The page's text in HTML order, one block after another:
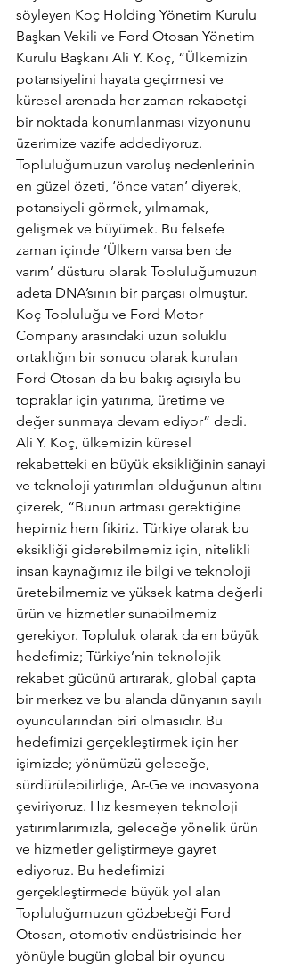
söyleyen Koç Holding Yönetim Kurulu
Başkan Vekili ve Ford Otosan Yönetim
Kurulu Başkanı Ali Y. Koç, “Ülkemizin
potansiyelini hayata geçirmesi ve
küresel arenada her zaman rekabetçi
bir noktada konumlanması vizyonunu
üzerimize vazife addediyoruz.
Topluluğumuzun varoluş nedenlerinin
en güzel özeti, ‘önce vatan’ diyerek,
potansiyeli görmek, yılmamak,
gelişmek ve büyümek. Bu felsefe
zaman içinde ‘Ülkem varsa ben de
varım’ düsturu olarak Topluluğumuzun
adeta DNA’sının bir parçası olmuştur.
Koç Topluluğu ve Ford Motor
Company arasındaki uzun soluklu
ortaklığın bir sonucu olarak kurulan
Ford Otosan da bu bakış açısıyla bu
topraklar için yatırıma, üretime ve
değer sunmaya devam ediyor” dedi.
Ali Y. Koç, ülkemizin küresel
rekabetteki en büyük eksikliğinin sanayi
ve teknoloji yatırımları olduğunun altını
çizerek, “Bunun artması gerektiğine
hepimiz hem fikiriz. Türkiye olarak bu
eksikliği giderebilmemiz için, nitelikli
insan kaynağımız ile bilgi ve teknoloji
üretebilmemiz ve yüksek katma değerli
ürün ve hizmetler sunabilmemiz
gerekiyor. Topluluk olarak da en büyük
hedefimiz; Türkiye’nin teknolojik
rekabet gücünü artırarak, global çapta
bir merkez ve bu alanda dünyanın sayılı
oyuncularından biri olmasıdır. Bu
hedefimizi gerçekleştirmek için her
işimizde; yönümüzü geleceğe,
sürdürülebilirliğe, Ar-Ge ve inovasyona
çeviriyoruz. Hız kesmeyen teknoloji
yatırımlarımızla, geleceğe yönelik ürün
ve hizmetler geliştirmeye gayret
ediyoruz. Bu hedefimizi
gerçekleştirmede büyük yol alan
Topluluğumuzun gözbebeği Ford
Otosan, otomotiv endüstrisinde her
yönüyle bugün global bir oyuncu